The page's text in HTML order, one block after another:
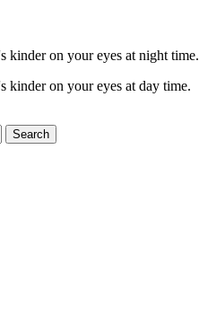
kinder on your eyes at night time.
kinder on your eyes at day time.
Search